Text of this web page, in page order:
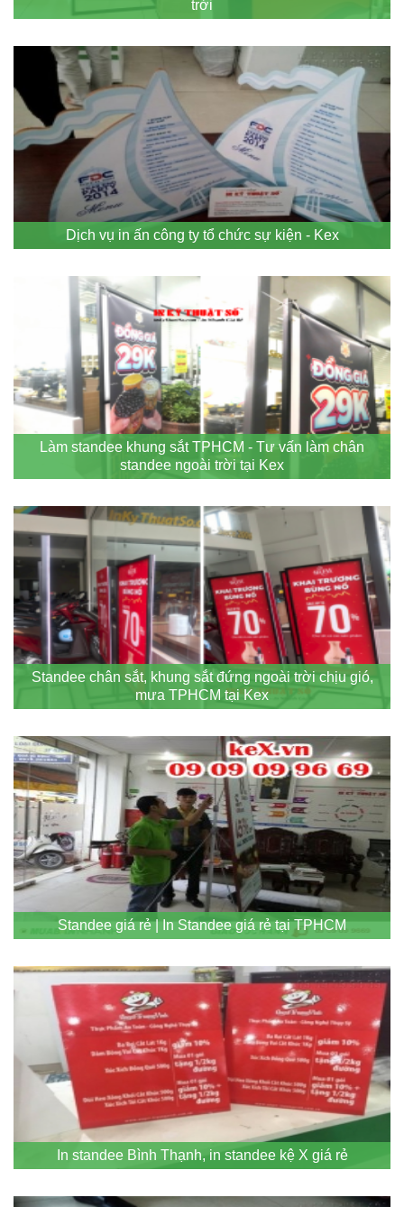
trời
Dịch vụ in ấn công ty tổ chức sự kiện - Kex
Làm standee khung sắt TPHCM - Tư vấn làm chân
standee ngoài trời tại Kex
Standee chân sắt, khung sắt đứng ngoài trời chịu gió,
mưa TPHCM tại Kex
Standee giá rẻ | In Standee giá rẻ tại TPHCM
In standee Bình Thạnh, in standee kệ X giá rẻ